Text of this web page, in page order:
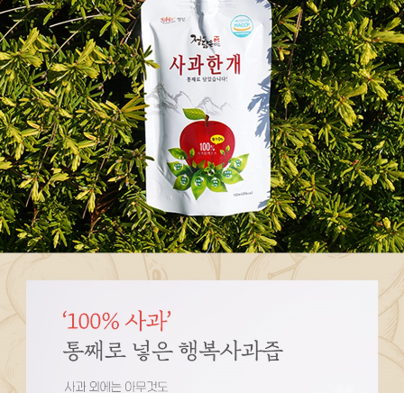
페이코 ID로
PAYCO 바로